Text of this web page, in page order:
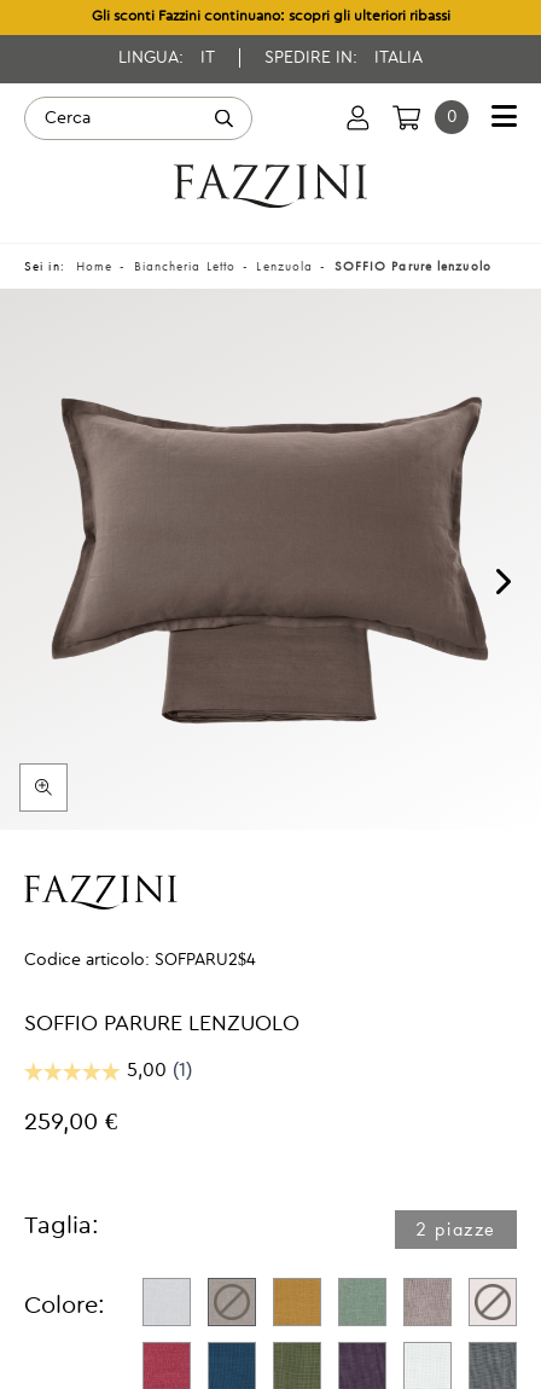
Gli sconti Fazzini continuano: scopri gli ulteriori ribassi
LINGUA: SPEDIRE IN: ITALIA
0
Sei in: Home Biancheria Letto Lenzuola SOFFIO Parure lenzuolo
Codice articolo: SOFPARU2$4
SOFFIO PARURE LENZUOLO
259,00 €
Taglia: 2 piazze​
Colore: